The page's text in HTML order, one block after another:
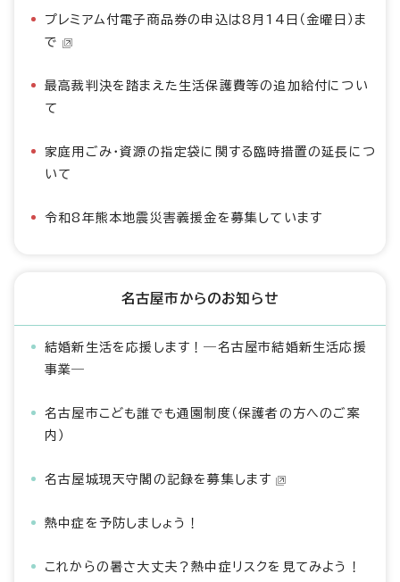
プレミアム付電子商品券の申込は8月14日（金曜日）ま
で
最高裁判決を踏まえた生活保護費等の追加給付につい
て
家庭用ごみ・資源の指定袋に関する臨時措置の延長につ
いて
令和8年熊本地震災害義援金を募集しています
名古屋市からのお知らせ
結婚新生活を応援します！―名古屋市結婚新生活応援
事業―
名古屋市こども誰でも通園制度（保護者の方へのご案
内）
名古屋城現天守閣の記録を募集します
熱中症を予防しましょう！
これからの暑さ大丈夫？熱中症リスクを見てみよう！